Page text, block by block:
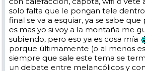
solo falta que le pongan tele
final se va a esquiar, ya se sabe
es mas yo si voy a la montaña me
subiendo, pero eso ya es cosa mía
porque últimamente (o al menos
siempre que sale este tema se
un debate entre melancólicos y